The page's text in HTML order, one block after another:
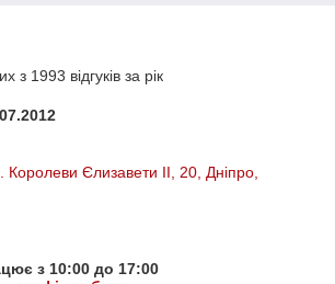
з 1993 відгуків за рік
Королеви Єлизавети ІІ, 20, Дніпро,
з 10:00 до 17:00